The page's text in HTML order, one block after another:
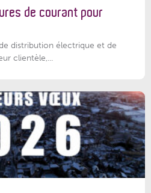
de courant pour
distribution électrique et de
clientèle,...